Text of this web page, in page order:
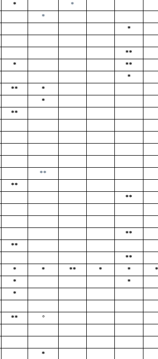
* *
*
*
**
* **
*
** *
*
**
**
**
**
**
**
**
* * ** * * *
* *
*
** °
*